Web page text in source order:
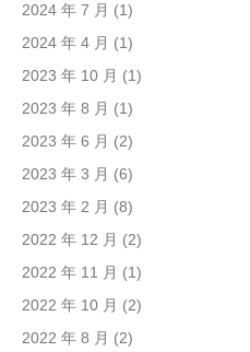
2024 年 7 月 (1)
2024 年 4 月 (1)
2023 年 10 月 (1)
2023 年 8 月 (1)
2023 年 6 月 (2)
2023 年 3 月 (6)
2023 年 2 月 (8)
2022 年 12 月 (2)
2022 年 11 月 (1)
2022 年 10 月 (2)
2022 年 8 月 (2)